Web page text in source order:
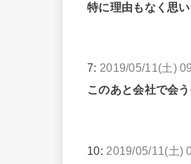
特に理由もなく思
7: 2019/05/11(土)
このあと会社で会
10: 2019/05/11(土)